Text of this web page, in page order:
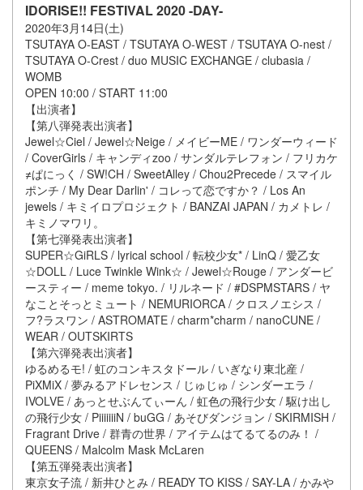
IDORISE!! FESTIVAL 2020 -DAY-
2020年3月14日(土)
TSUTAYA O-EAST / TSUTAYA O-WEST / TSUTAYA O-nest /
TSUTAYA O-Crest / duo MUSIC EXCHANGE / clubasia /
WOMB
OPEN 10:00 / START 11:00
【出演者】
【第八弾発表出演者】
Jewel☆Ciel / Jewel☆Neige / メイビーME / ワンダーウィード
/ CoverGirls / キャンディzoo / サンダルテレフォン / フリカケ
≠ぱにっく / SW!CH / SweetAlley / Chou2Precede / スマイル
ポンチ / My Dear Darlin' / コレって恋ですか？ / Los An
jewels / キミイロプロジェクト / BANZAI JAPAN / カメトレ /
キミノマワリ。
【第七弾発表出演者】
SUPER☆GiRLS / lyrical school / 転校少女* / LinQ / 愛乙女
☆DOLL / Luce Twinkle Wink☆ / Jewel☆Rouge / アンダービ
ースティー / meme tokyo. / リルネード / #DSPMSTARS / ヤ
なことそっとミュート / NEMURIORCA / クロスノエシス /
フ?ラスワン / ASTROMATE / charm*charm / nanoCUNE /
WEAR / OUTSKIRTS
【第六弾発表出演者】
ゆるめるモ! / 虹のコンキスタドール / いぎなり東北産 /
PiXMiX / 夢みるアドレセンス / じゅじゅ / シンダーエラ /
IVOLVE / あっとせぶんてぃーん / 虹色の飛行少女 / 駆け出し
の飛行少女 / PiiiiiiiN / buGG / あそびダンジョン / SKIRMISH /
Fragrant Drive / 群青の世界 / アイテムはてるてるのみ！ /
QUEENS / Malcolm Mask McLaren
【第五弾発表出演者】
東京女子流 / 新井ひとみ / READY TO KISS / SAY-LA / かみや